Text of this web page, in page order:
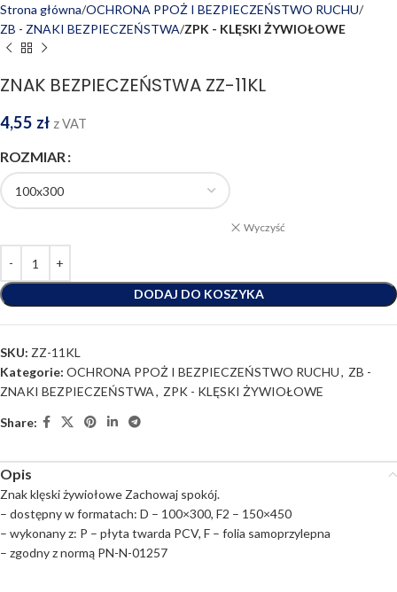
Strona główna OCHRONA PPOŻ I BEZPIECZEŃSTWO RUCHU
ZB - ZNAKI BEZPIECZEŃSTWA ZPK - KLĘSKI ŻYWIOŁOWE
ZNAK BEZPIECZEŃSTWA ZZ-11KL
4,55 zł z VAT
ROZMIAR
Wyczyść
DODAJ DO KOSZYKA
SKU: ZZ-11KL
Kategorie: OCHRONA PPOŻ I BEZPIECZEŃSTWO RUCHU, ZB -
ZNAKI BEZPIECZEŃSTWA, ZPK - KLĘSKI ŻYWIOŁOWE
Share:
Opis
Znak klęski żywiołowe Zachowaj spokój.
– dostępny w formatach: D – 100×300, F2 – 150×450
– wykonany z: P – płyta twarda PCV, F – folia samoprzylepna
– zgodny z normą PN-N-01257